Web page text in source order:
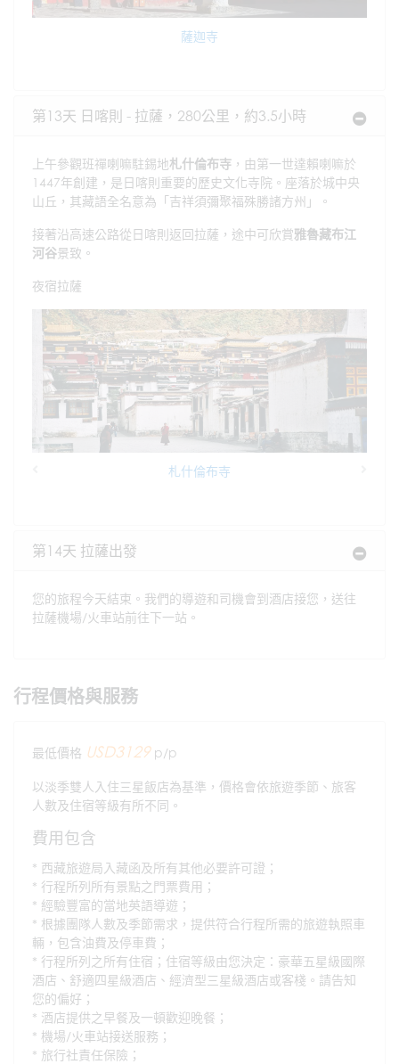
薩迦寺
第13天 日喀則 - 拉薩，280公里，約3.5小時
上午參觀班禪喇嘛駐錫地札什倫布寺 ，由第一世達賴喇嘛於
1447年創建，是日喀則重要的歷史文化寺院。座落於城中央
山丘，其藏語全名意為「吉祥須彌聚福殊勝諸方州」。
接著沿高速公路從日喀則返回拉薩，途中可欣賞雅魯藏布江
河谷景致。
夜宿拉薩
札什倫布寺
第14天 拉薩出發
您的旅程今天結束。我們的導遊和司機會到酒店接您，送往
拉薩機場/火車站前往下一站。
行程價格與服務
最低價格 USD3129p/p
以淡季雙人入住三星飯店為基準，價格會依旅遊季節、旅客
人數及住宿等級有所不同。
費用包含
西藏旅遊局入藏函及所有其他必要許可證；
行程所列所有景點之門票費用；
經驗豐富的當地英語導遊；
根據團隊人數及季節需求，提供符合行程所需的旅遊執照車
輛，包含油費及停車費；
行程所列之所有住宿；住宿等級由您決定：豪華五星級國際
酒店、舒適四星級酒店、經濟型三星級酒店或客棧。請告知
您的偏好；
酒店提供之早餐及一頓歡迎晚餐；
機場/火車站接送服務；
旅行社責任保險；